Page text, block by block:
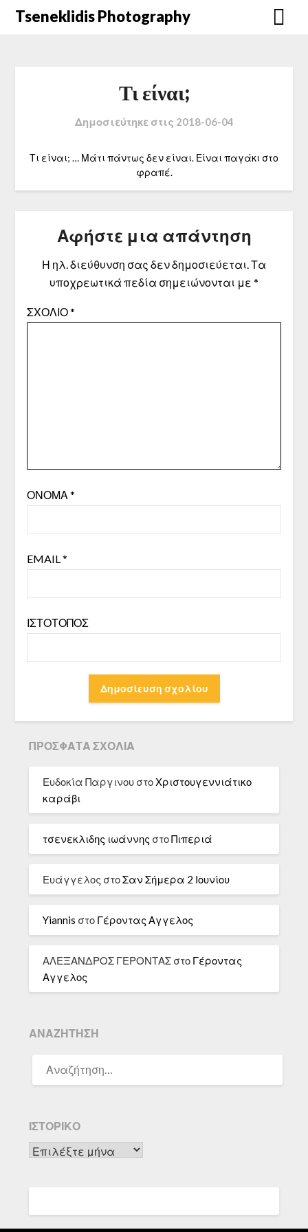
Μετάβαση
Tseneklidis Photography
Τι είναι;
Δημοσιεύτηκε στις 2018-06-04
Τι είναι; … Μάτι πάντως δεν είναι. Είναι παγάκι στο
φραπέ.
Αφήστε μια απάντηση
Η ηλ. διεύθυνση σας δεν δημοσιεύεται.Τα
υποχρεωτικά πεδία σημειώνονται με *
ΣΧΌΛΙΟ*
ΌΝΟΜΑ *
EMAIL*
ΙΣΤΌΤΟΠΟΣ
ΠΡΌΣΦΑΤΑ ΣΧΌΛΙΑ
Ευδοκία Παργινου στοΧριστουγεννιάτικο
καράβι
τσενεκλιδης ιωάννης στοΠιπεριά
Ευάγγελος στοΣαν Σήμερα 2 Ιουνίου
Yiannis στο Γέροντας Αγγελος
ΑΛΕΞΑΝΔΡΟΣ ΓΕΡΟΝΤΑΣ στο Γέροντας
Αγγελος
ΑΝΑΖΉΤΗΣΗ
ΓΙΑ:
ΙΣΤΟΡΙΚΌ
Ιστορικό